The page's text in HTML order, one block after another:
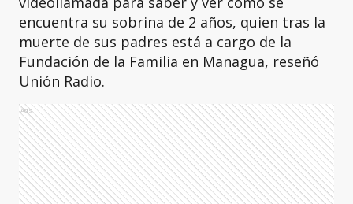
encuentra su sobrina de 2 años, quien tras la
muerte de sus padres está a cargo de la
Fundación de la Familia en Managua, reseñó
Unión Radio.
Ads